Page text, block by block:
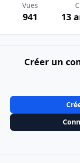
Vues
941 13
Créer un